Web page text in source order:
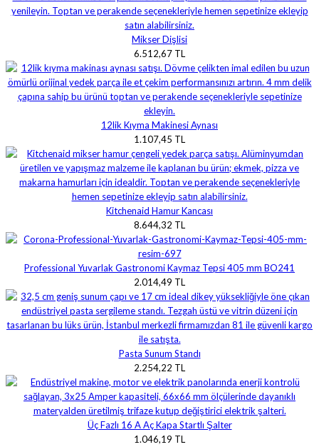
Mikser Dişlisi
6.512,67 TL
12lik Kıyma Makinesi Aynası
1.107,45 TL
Kitchenaid Hamur Kancası
8.644,32 TL
Professional Yuvarlak Gastronomi Kaymaz Tepsi 405 mm BO241
2.014,49 TL
Pasta Sunum Standı
2.254,22 TL
Üç Fazlı 16 A Aç Kapa Startlı Şalter
1.046,19 TL